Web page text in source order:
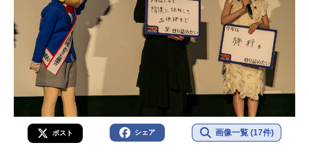
ポスト シェア 画像一覧 (17件)